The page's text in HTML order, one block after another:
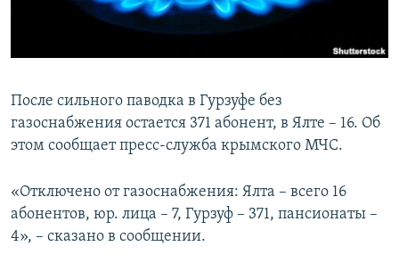
ПОБЕДИТЕЛЕЙ НЕ СУДЯТ?
УКРАИНСКАЯ ПРОБЛЕМА КРЫМА
ПРИСОЕДИНЯЙТЕСЬ!
Все сайты RFE/RL
После сильного паводка в Гурзуфе без
газоснабжения остается 371 абонент, в Ялте – 16. Об
этом сообщает пресс-служба крымского МЧС.
«Отключено от газоснабжения: Ялта – всего 16
абонентов, юр. лица – 7, Гурзуф – 371, пансионаты –
4», – сказано в сообщении.